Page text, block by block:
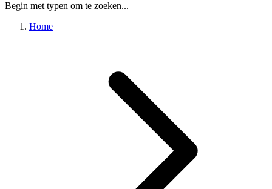
Begin met typen om te zoeken...
Home